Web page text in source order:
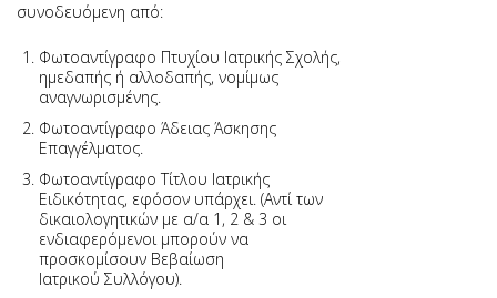
συνοδευόμενη από:
Φωτοαντίγραφο Πτυχίου Ιατρικής Σχολής,
ημεδαπής ή αλλοδαπής, νομίμως
αναγνωρισμένης.
Φωτοαντίγραφο Άδειας Άσκησης
Επαγγέλματος.
Φωτοαντίγραφο Τίτλου Ιατρικής
Ειδικότητας, εφόσον υπάρχει. (Αντί των
δικαιολογητικών με α/α 1, 2 & 3 οι
ενδιαφερόμενοι μπορούν να
προσκομίσουν Βεβαίωση
Ιατρικού Συλλόγου).